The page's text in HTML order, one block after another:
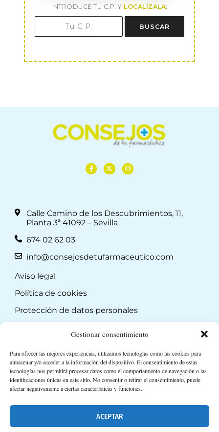
Gestionar consentimiento
Para ofrecer las mejores experiencias, utilizamos tecnologías como las cookies para
almacenar y/o acceder a la información del dispositivo. El consentimiento de estas
tecnologías nos permitirá procesar datos como el comportamiento de navegación o las
identificaciones únicas en este sitio. No consentir o retirar el consentimiento, puede
afectar negativamente a ciertas características y funciones.
ACEPTAR
INTRODUCE TU C.P. Y LOCALÍZALA:
BUSCAR
Calle Camino de los Descubrimientos, 11,
Planta 3ª 41092 – Sevilla
674 02 62 03
info@consejosdetufarmaceutico.com
Aviso legal
Política de cookies
Protección de datos personales